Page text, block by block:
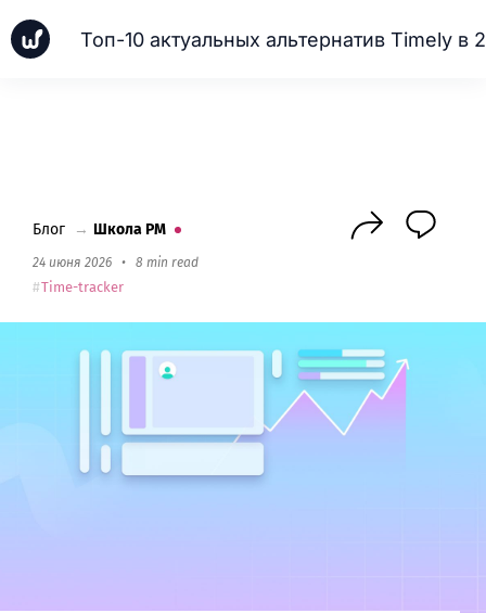
Блог → Школа PM
24 июня 2026 • 8 min read
Time-tracker